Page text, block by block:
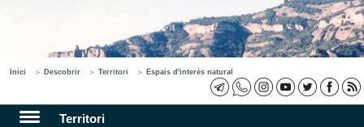
Inici Descobrir Territori Espais d'interès natural
Territori